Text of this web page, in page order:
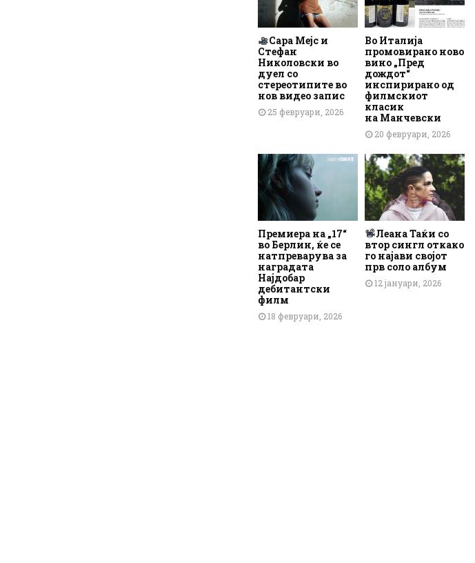
Сара Мејс и
Стефан
Николовски во
дуел со
стереотипите во
нов видео запис
25 февруари, 2026
Во Италија
промовирано ново
вино „Пред
дождот“
инспирирано од
филмскиот
класик
на Манчевски
20 февруари, 2026
Премиера на „17“
во Берлин, ќе се
натпреварува за
наградата
Најдобар
дебитантски
филм
18 февруари, 2026
Леана Таќи со
втор сингл откако
го најави својот
прв соло албум
12 јануари, 2026